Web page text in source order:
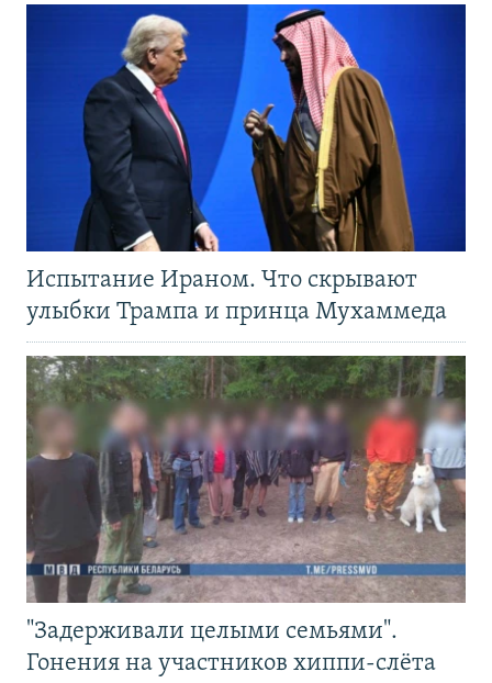
Испытание Ираном. Что скрывают
улыбки Трампа и принца Мухаммеда
"Задерживали целыми семьями".
Гонения на участников хиппи-слёта